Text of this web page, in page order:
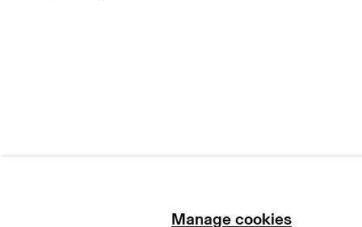
Manage cookies